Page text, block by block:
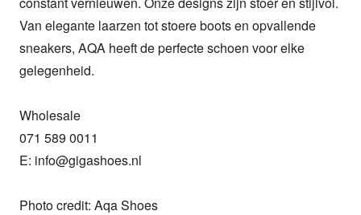
Van elegante laarzen tot stoere boots en opvallende
sneakers, AQA heeft de perfecte schoen voor elke
gelegenheid.
Wholesale
071 589 0011
E: info@gigashoes.nl
Photo credit: Aqa Shoes